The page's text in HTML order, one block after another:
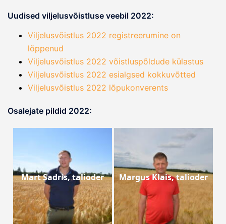
Uudised viljelusvõistluse veebil 2022:
Viljelusvõistlus 2022 registreerumine on
lõppenud
Viljelusvõistlus 2022 võistluspõldude külastus
Viljelusvõistlus 2022 esialgsed kokkuvõtted
Viljelusvõistlus 2022 lõpukonverents
Osalejate pildid 2022:
Mart Sadris, talioder Margus Klais, talioder